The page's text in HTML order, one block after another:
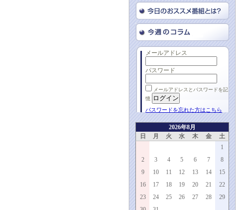
メールアドレス
パスワード
メールアドレスとパスワードを記
憶
パスワードを忘れた方はこちら
2026年8月
日
月 火 水 木 金
土
1
2
3 4 5 6 7
8
9
10 11 12 13 14
15
16
17 18 19 20 21
22
23
24 25 26 27 28
29